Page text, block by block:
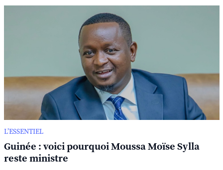
L’ESSENTIEL
Guinée : voici pourquoi Moussa Moïse Sylla
reste ministre